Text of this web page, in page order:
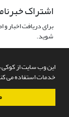
این وب سایت از کوکی
خدمات استفاده می
اشتراک
برای دریافت اخبار
شوید.
سامانه مدیریت